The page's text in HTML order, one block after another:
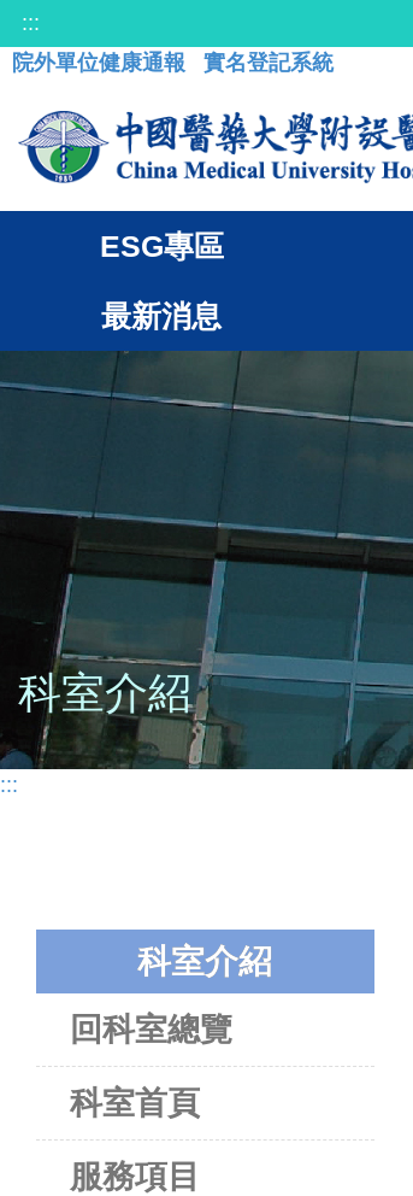
:::
院外單位健康通報
實名登記系統
ESG專區
最新消息
科室介紹
:::
科室介紹
回科室總覽
科室首頁
服務項目